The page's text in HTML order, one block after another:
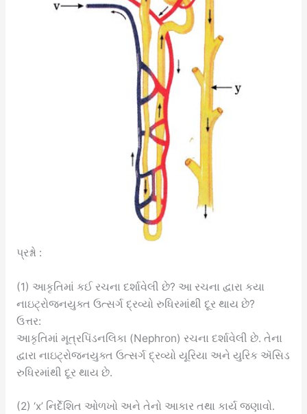
પ્રશ્નો :
(1) આકૃતિમાં કઈ રચના દર્શાવેલી છે? આ રચના દ્વારા કયા
નાઇટ્રોજનયુક્ત ઉત્સર્ગ દ્રવ્યો રુધિરમાંથી દૂર થાય છે?
ઉત્તર:
આકૃતિમાં મૂત્રપિંડનલિકા (Nephron) રચના દર્શાવેલી છે. તેના
દ્વારા નાઇટ્રોજનયુક્ત ઉત્સર્ગ દ્રવ્યો યૂરિયા અને યુરિક ઍસિડ
રુધિરમાંથી દૂર થાય છે.
(2) ‘x’ નિર્દેશિત ઓળખો અને તેનો આકાર તથા કાર્ય જણાવો.